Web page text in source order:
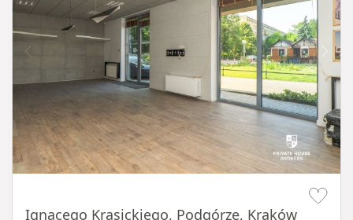
Ignacego Krasickiego, Podgórze, Kraków